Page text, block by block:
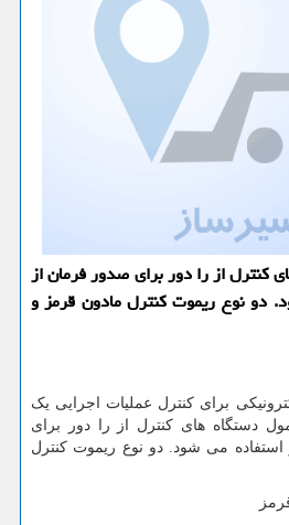
كنترل از را دور برای صدور فرمان از
دو نوع ریموت كنترل مادون قرمز و
برای کنترل عملیات اجرایی یک
دستگاه های کنترل از را دور برای
می شود. دو نوع ریموت کنترل